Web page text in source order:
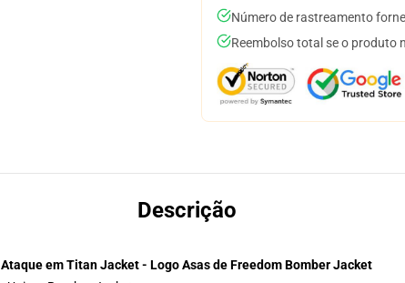
Número de rastreamento
Reembolso total se o produto
Descrição
Ataque em Titan Jacket - Logo Asas de Freedom Bomber Jacket